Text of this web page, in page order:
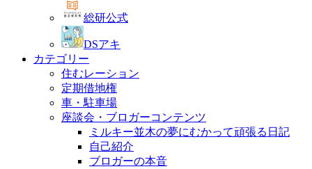
総研公式
DSアキ
カテゴリー
住むレーション
定期借地権
車・駐車場
座談会・ブロガーコンテンツ
ミルキー並木の夢にむかって頑張る日記
自己紹介
ブロガーの本音